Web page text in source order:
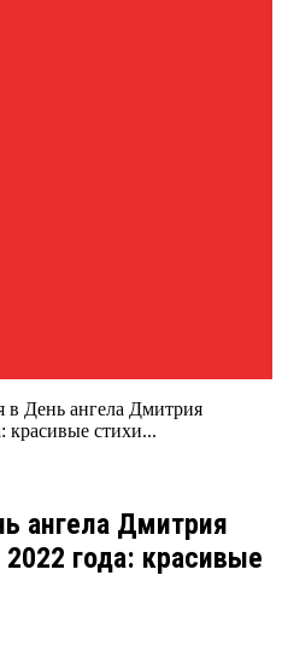
в День ангела Дмитрия
красивые стихи...
ангела Дмитрия
года: красивые